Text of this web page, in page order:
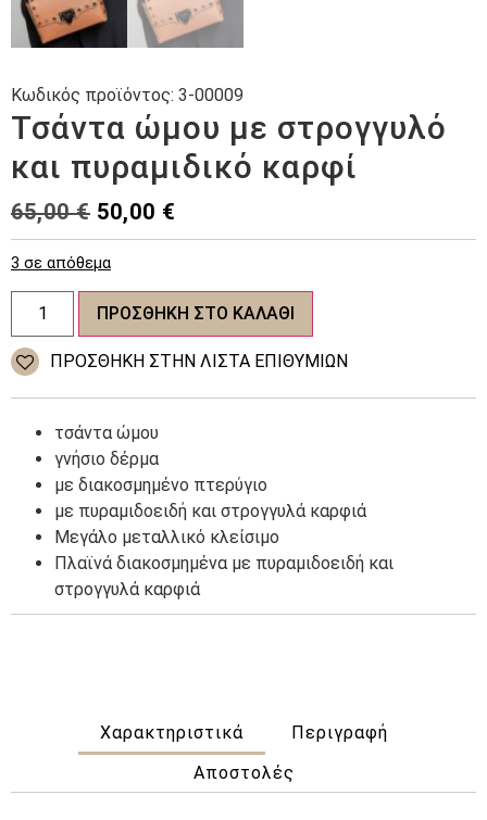
Τσάντα ώμου με στρογγυλό
και πυραμιδικό καρφί
65,00€ Original
price
was:
65,00 €.
50,00 €
τρέχουσα
είναι:
50,00 €.
τσάντα ώμου
γνήσιο δέρμα
με διακοσμημένο πτερύγιο
με πυραμιδοειδή και στρογγυλά καρφιά
Μεγάλο μεταλλικό κλείσιμο
Πλαϊνά διακοσμημένα με πυραμιδοειδή και
στρογγυλά καρφιά
3 σε απόθεμα
Τσάντα
ώμου
με
στρογγυλό
και
καρφί
ποσότητα
ΠΡΟΣΘΉΚΗ ΣΤΟ ΚΑΛΆΘΙ
ΠΡΌΣΘΉΚΗ ΣΤΗΝ ΛΊΣΤΑ ΕΠΙΘΥΜΙΏΝ
Κωδικός προϊόντος: 3-00009
Χαρακτηριστικά
Περιγραφή
Αποστολές